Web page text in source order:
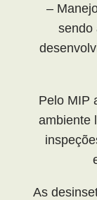
–
sendo
Pelo MIP
ambiente
As